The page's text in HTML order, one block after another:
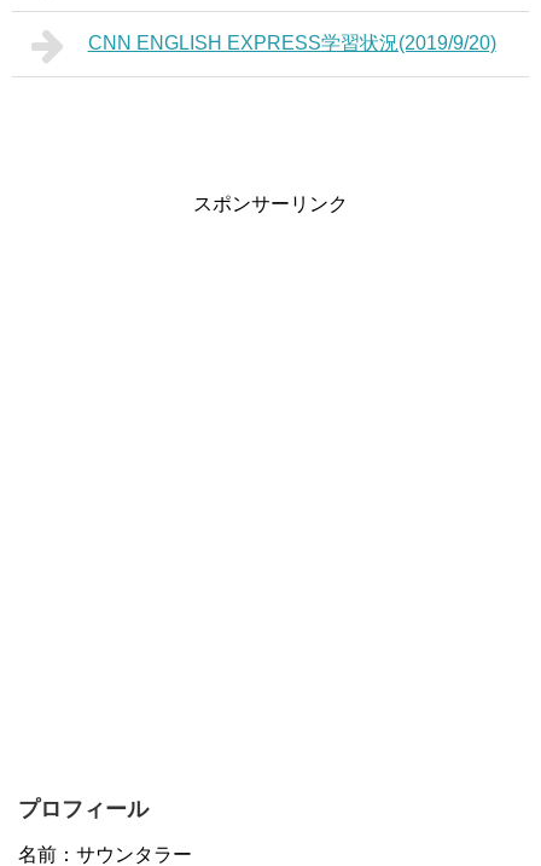
CNN ENGLISH EXPRESS学習状況(2019/9/20)
スポンサーリンク
プロフィール
名前：サウンタラー